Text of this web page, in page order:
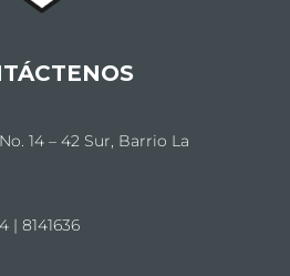
14 – 42 Sur, Barrio La
| 8141636